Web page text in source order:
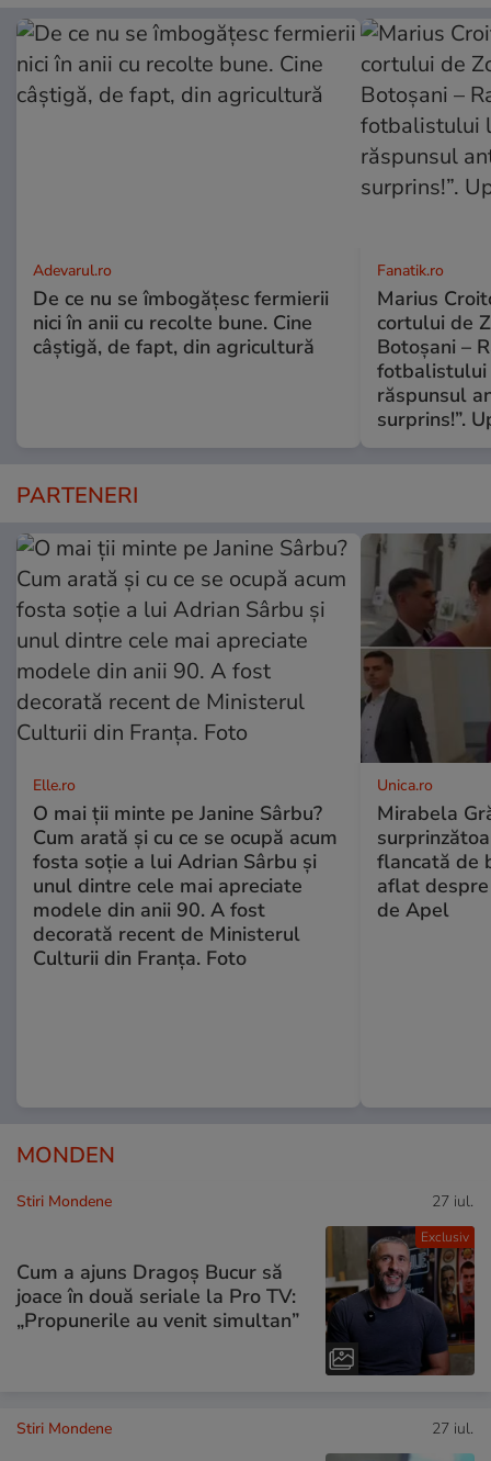
Adevarul.ro
De ce nu se îmbogățesc fermierii
nici în anii cu recolte bune. Cine
câștigă, de fapt, din agricultură
Fanatik.ro
Marius
cortului de
Botoșani –
răspunsul
surprins!”.
PARTENERI
Elle.ro
O mai ții minte pe Janine Sârbu?
Cum arată și cu ce se ocupă acum
fosta soție a lui Adrian Sârbu și
unul dintre cele mai apreciate
modele din anii 90. A fost
decorată recent de Ministerul
Culturii din Franța. Foto
Unica.ro
Mirabela
flancată de
aflat
de Apel
MONDEN
Exclusiv
Stiri Mondene 27 iul.
Cum a ajuns Dragoș Bucur să
joace în două seriale la Pro TV:
„Propunerile au venit simultan”
Stiri Mondene 27 iul.